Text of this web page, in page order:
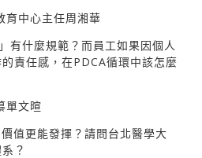
育中心主任周湘華
有什麼規範？而員工如果因個人
責任感，在PDCA循環中該怎麼
單文暄
值更能發揮？請問台北醫學大
？